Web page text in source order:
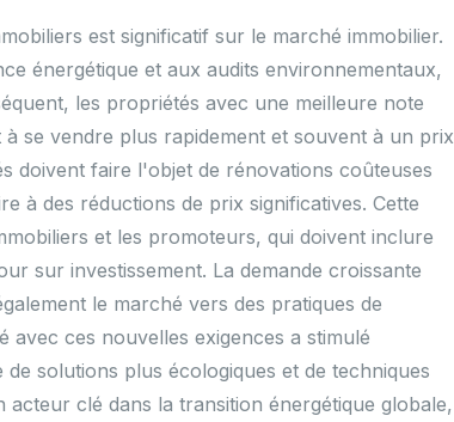
est significatif sur le marché immobilier.
énergétique et aux audits environnementaux,
les propriétés avec une meilleure note
se vendre plus rapidement et souvent à un prix
doivent faire l'objet de rénovations coûteuses
à des réductions de prix significatives. Cette
et les promoteurs, qui doivent inclure
sur investissement. La demande croissante
le marché vers des pratiques de
ces nouvelles exigences a stimulé
solutions plus écologiques et de techniques
clé dans la transition énergétique globale,